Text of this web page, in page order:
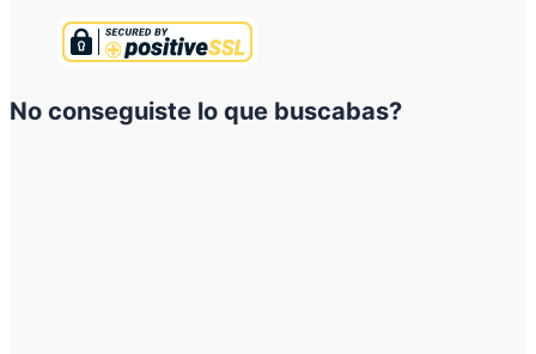
No conseguiste lo que buscabas?